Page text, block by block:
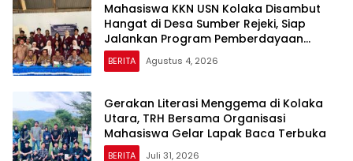
Mahasiswa KKN USN Kolaka Disambut
Hangat di Desa Sumber Rejeki, Siap
Jalankan Program Pemberdayaan
Masyarakat
BERITA Agustus 4, 2026
Gerakan Literasi Menggema di Kolaka
Utara, TRH Bersama Organisasi
Mahasiswa Gelar Lapak Baca Terbuka
BERITA Juli 31, 2026